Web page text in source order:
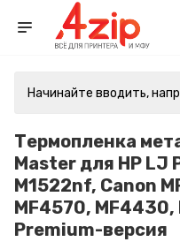
Термопленка
Master для HP LJ
M1522nf, Canon
MF4570, MF4430,
Premium-версия